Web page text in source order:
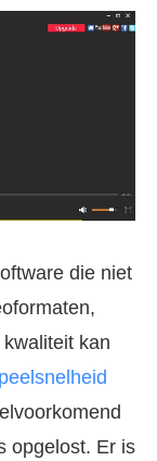
die niet
kan
opgelost. Er is